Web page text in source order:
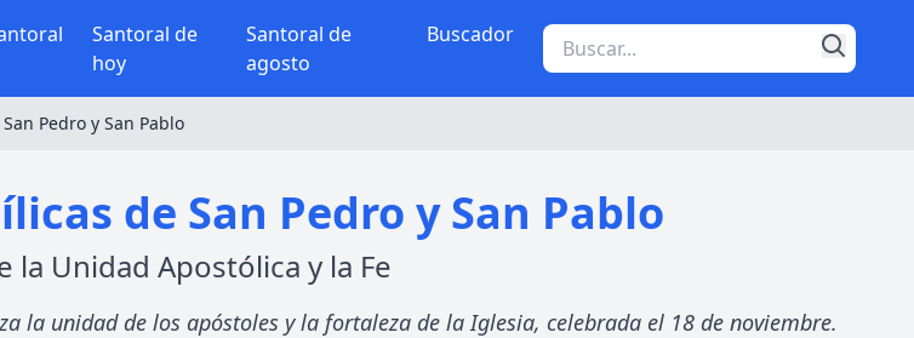
Santoral de
hoy
Santoral de
agosto
Buscador
Pedro y San Pablo
de San Pedro y San Pablo
la Unidad Apostólica y la Fe
la unidad de los apóstoles y la fortaleza de la Iglesia, celebrada el 18 de noviembre.